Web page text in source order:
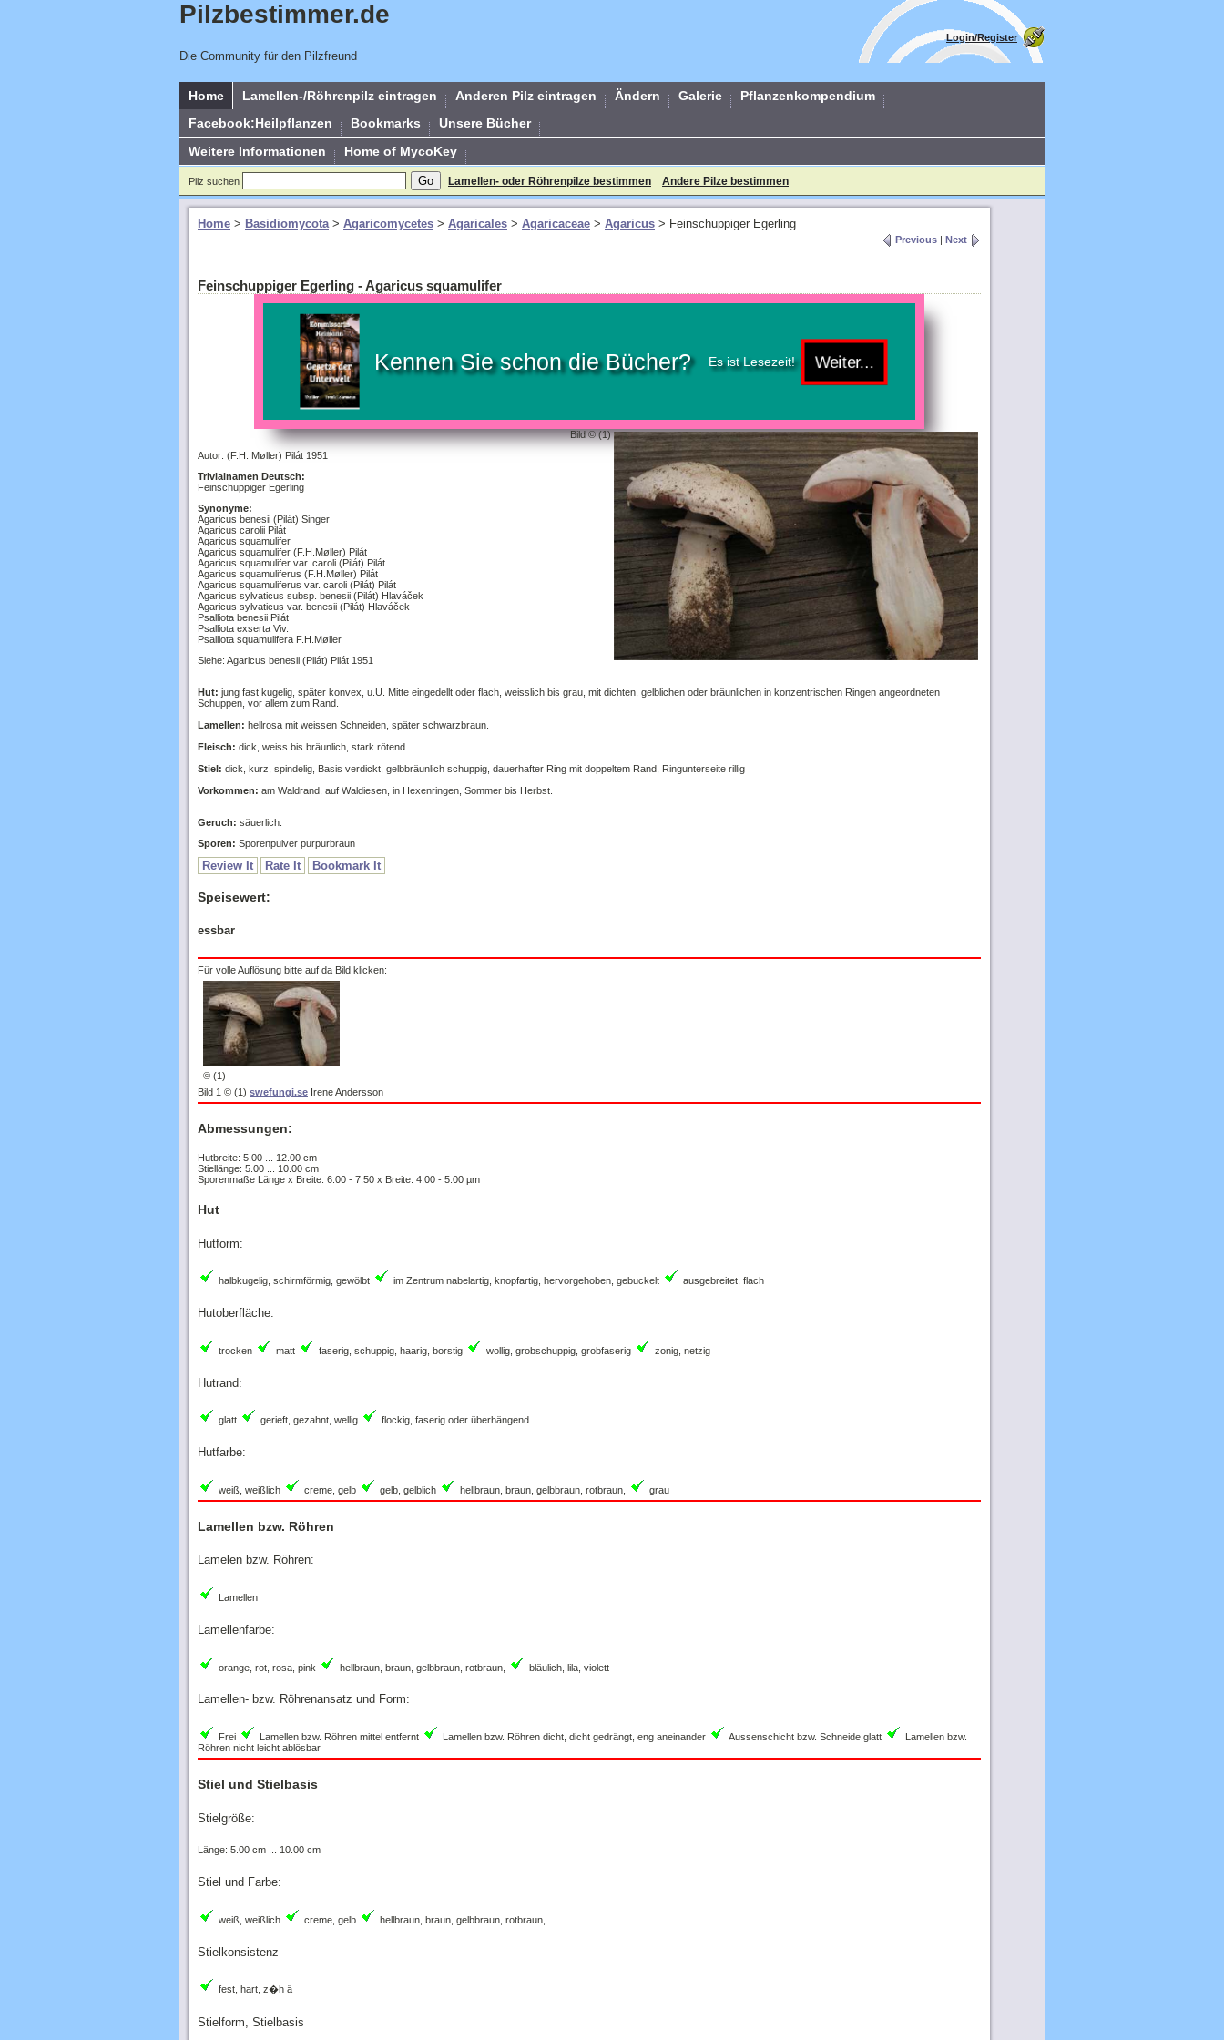
Login/Register
Pilzbestimmer.de
Die Community für den Pilzfreund
Home Lamellen-/Röhrenpilz eintragen Anderen Pilz eintragen Ändern Galerie
Pflanzenkompendium
Facebook:Heilpflanzen
Bookmarks
Unsere Bücher
Weitere Informationen
Home of MycoKey
Pilz suchen Lamellen- oder Röhrenpilze bestimmen Andere Pilze bestimmen
Home > Basidiomycota> Agaricomycetes > Agaricales > Agaricaceae > Agaricus > Feinschuppiger Egerling
Previous Next
Feinschuppiger Egerling - Agaricus squamulifer
Kennen Sie schon die Bücher? Es ist Lesezeit!
Bild © (1)
Autor: (F.H. Møller) Pilát 1951
Trivialnamen Deutsch:
Feinschuppiger Egerling
Synonyme:
Agaricus benesii (Pilát) Singer
Agaricus carolii Pilát
Agaricus squamulifer
Agaricus squamulifer (F.H.Møller) Pilát
Agaricus squamulifer var. caroli (Pilát) Pilát
Agaricus squamuliferus (F.H.Møller) Pilát
Agaricus squamuliferus var. caroli (Pilát) Pilát
Agaricus sylvaticus subsp. benesii (Pilát) Hlaváček
Agaricus sylvaticus var. benesii (Pilát) Hlaváček
Psalliota benesii Pilát
Psalliota exserta Viv.
Psalliota squamulifera F.H.Møller
Siehe: Agaricus benesii (Pilát) Pilát 1951
Hut: jung fast kugelig, später konvex, u.U. Mitte eingedellt oder flach, weisslich bis grau, mit dichten, gelblichen oder bräunlichen in konzentrischen Ringen angeordneten
Schuppen, vor allem zum Rand.
Lamellen: hellrosa mit weissen Schneiden, später schwarzbraun.
Fleisch: dick, weiss bis bräunlich, stark rötend
Stiel: dick, kurz, spindelig, Basis verdickt, gelbbräunlich schuppig, dauerhafter Ring mit doppeltem Rand, Ringunterseite rillig
Vorkommen: am Waldrand, auf Waldiesen, in Hexenringen, Sommer bis Herbst.
Geruch: säuerlich.
Sporen: Sporenpulver purpurbraun
Review It Rate It Bookmark It
Speisewert:
essbar
Für volle Auflösung bitte auf da Bild klicken:
© (1)
Bild 1 © (1) swefungi.se Irene Andersson
Abmessungen:
Hutbreite: 5.00 ... 12.00 cm
Stiellänge: 5.00 ... 10.00 cm
Sporenmaße Länge x Breite: 6.00 - 7.50 x Breite: 4.00 - 5.00 µm
Hut
Hutform:
halbkugelig, schirmförmig, gewölbt im Zentrum nabelartig, knopfartig, hervorgehoben, gebuckelt ausgebreitet, flach
Hutoberfläche:
trocken matt faserig, schuppig, haarig, borstig wollig, grobschuppig, grobfaserig zonig, netzig
Hutrand:
glatt gerieft, gezahnt, wellig flockig, faserig oder überhängend
Hutfarbe:
weiß, weißlich creme, gelb gelb, gelblich hellbraun, braun, gelbbraun, rotbraun, grau
Lamellen bzw. Röhren
Lamelen bzw. Röhren:
Lamellen
Lamellenfarbe:
orange, rot, rosa, pink hellbraun, braun, gelbbraun, rotbraun, bläulich, lila, violett
Lamellen- bzw. Röhrenansatz und Form:
Frei Lamellen bzw. Röhren mittel entfernt Lamellen bzw. Röhren dicht, dicht gedrängt, eng aneinander Aussenschicht bzw. Schneide glatt
Lamellen bzw.
Röhren nicht leicht ablösbar
Stiel und Stielbasis
Stielgröße:
Länge: 5.00 cm ... 10.00 cm
Stiel und Farbe:
weiß, weißlich creme, gelb hellbraun, braun, gelbbraun, rotbraun,
Stielkonsistenz
fest, hart, z�h ä
Stielform, Stielbasis